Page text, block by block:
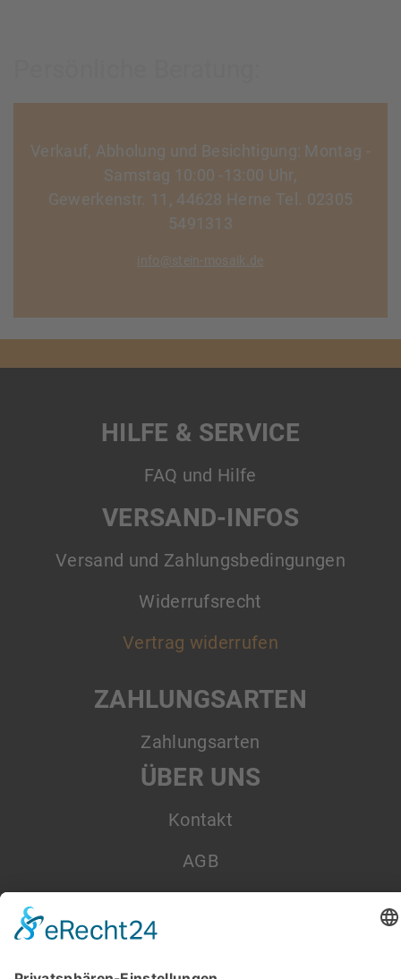
Verkauf, Abholung und Besichtigung: Montag -
Samstag 10:00 -13:00 Uhr,
Gewerkenstr. 11, 44628 Herne Tel. 02305
5491313
info@stein-mosaik.de
HILFE & SERVICE
FAQ und Hilfe
VERSAND-INFOS
Versand und Zahlungsbedingungen
Widerrufsrecht
Vertrag widerrufen
ZAHLUNGSARTEN
Zahlungsarten
ÜBER UNS
Kontakt
AGB
Impressum